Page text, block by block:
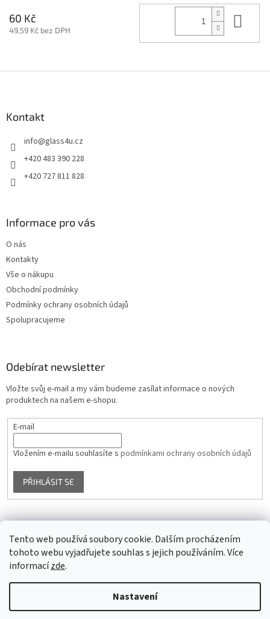
Tento web používá soubory cookie. Dalším procházením
tohoto webu vyjadřujete souhlas s jejich používáním. Více
informacízde.
Nastavení
60 Kč
49,59 Kč bez DPH
Kontakt
info@glass4u.cz
+420 483 390 228
+420 727 811 828
Informace pro vás
O nás
Kontakty
Vše o nákupu
Obchodní podmínky
Podmínky ochrany osobních údajů
Spolupracujeme
Odebírat newsletter
Vložte svůj e-mail a my vám budeme zasílat informace o nových
produktech na našem e-shopu.
E-mail
Vložením e-mailu souhlasíte s podmínkami ochrany osobních údajů
PŘIHLÁSIT SE
Facebook